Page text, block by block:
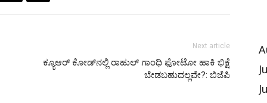
Next article
ಕ್ಯೂಆರ್‌ ಕೋಡ್‌ನಲ್ಲಿ ರಾಹುಲ್‌‌ ಗಾಂಧಿ ಫೋಟೋ ಹಾಕಿ ಭಿಕ್ಷೆ
ಬೇಡಬಹುದಲ್ಲವೇ?: ಬಿಜೆಪಿ